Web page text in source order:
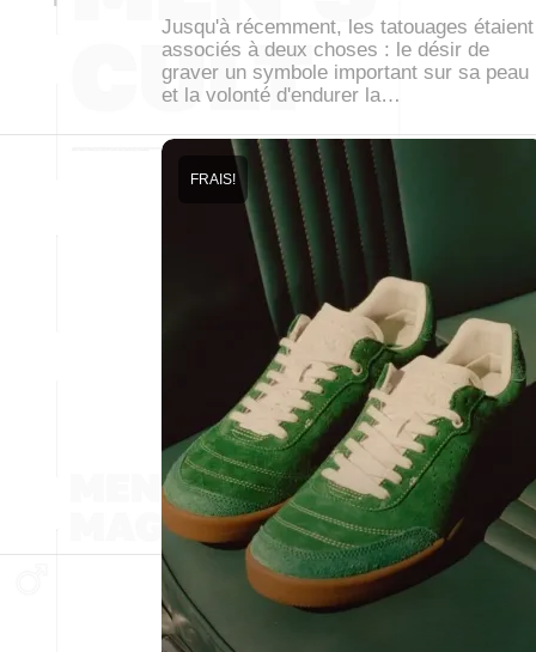
Jusqu'à récemment, les tatouages étaient
associés à deux choses : le désir de
graver un symbole important sur sa peau
et la volonté d'endurer la…
FRAIS!